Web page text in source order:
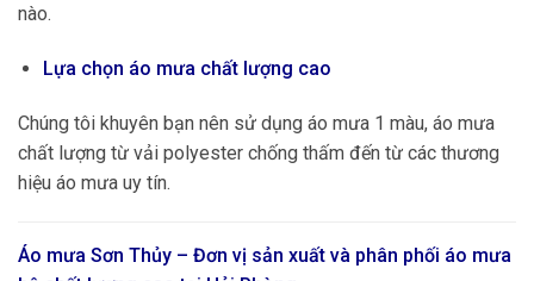
nào.
Lựa chọn áo mưa chất lượng cao
Chúng tôi khuyên bạn nên sử dụng áo mưa 1 màu, áo mưa
chất lượng từ vải polyester chống thấm đến từ các thương
hiệu áo mưa uy tín.
Áo mưa Sơn Thủy – Đơn vị sản xuất và phân phối áo mưa